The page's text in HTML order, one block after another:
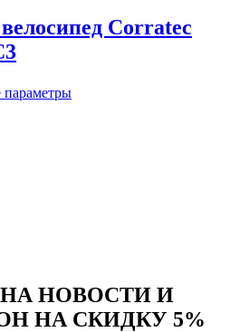
Corratec
Этот
НОВОСТИ И
НА СКИДКУ 5%